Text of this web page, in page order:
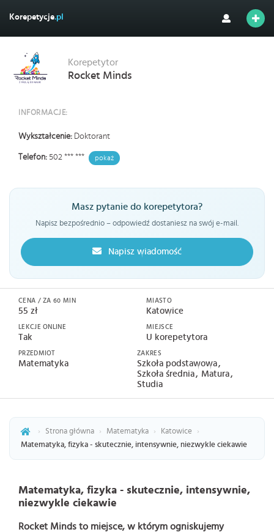
Korepetycje.pl
Korepetytor
Rocket Minds
INFORMACJE:
Wykształcenie: Doktorant
Telefon: 502 *** *** pokaż
Masz pytanie do korepetytora?
Napisz bezpośrednio – odpowiedź dostaniesz na swój e-mail.
Napisz wiadomość
CENA / ZA 60 MIN
55 zł
LEKCJE ONLINE
Tak
MIASTO
Katowice
MIEJSCE
U korepetytora
PRZEDMIOT
Matematyka
ZAKRES
Szkoła podstawowa
Szkoła średnia Matura
Studia
› Strona główna › Matematyka › Katowice
›
Matematyka, fizyka - skutecznie, intensywnie, niezwykle ciekawie
Matematyka, fizyka - skutecznie, intensywnie,
niezwykle ciekawie
Rocket Minds to miejsce, w którym ogniskujemy